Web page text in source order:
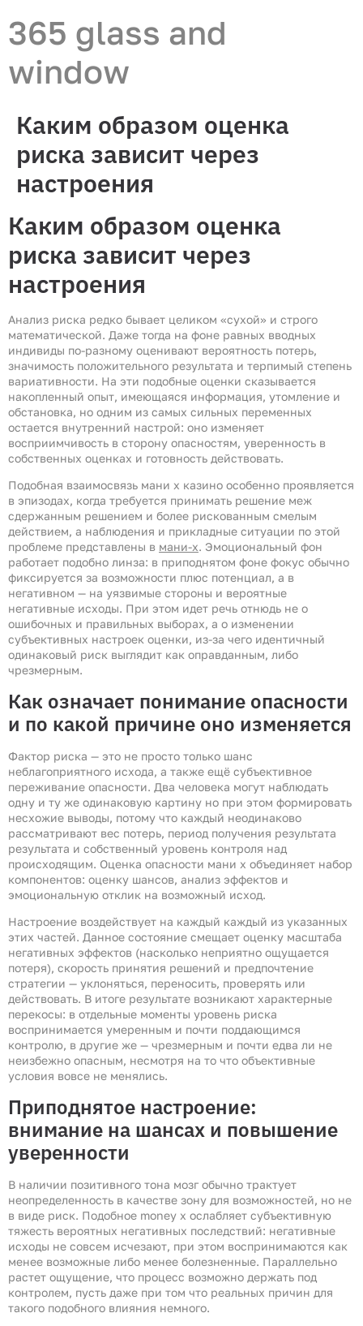
365 glass and
window
Каким образом оценка
риска зависит через
настроения
Каким образом оценка
риска зависит через
настроения
Анализ риска редко бывает целиком «сухой» и строго
математической. Даже тогда на фоне равных вводных
индивиды по-разному оценивают вероятность потерь,
значимость положительного результата и терпимый степень
вариативности. На эти подобные оценки сказывается
накопленный опыт, имеющаяся информация, утомление и
обстановка, но одним из самых сильных переменных
остается внутренний настрой: оно изменяет
восприимчивость в сторону опасностям, уверенность в
собственных оценках и готовность действовать.
Подобная взаимосвязь мани х казино особенно проявляется
в эпизодах, когда требуется принимать решение меж
сдержанным решением и более рискованным смелым
действием, а наблюдения и прикладные ситуации по этой
проблеме представлены в мани-х. Эмоциональный фон
работает подобно линза: в приподнятом фоне фокус обычно
фиксируется за возможности плюс потенциал, а в
негативном — на уязвимые стороны и вероятные
негативные исходы. При этом идет речь отнюдь не о
ошибочных и правильных выборах, а о изменении
субъективных настроек оценки, из-за чего идентичный
одинаковый риск выглядит как оправданным, либо
чрезмерным.
Как означает понимание опасности
и по какой причине оно изменяется
Фактор риска — это не просто только шанс
неблагоприятного исхода, а также ещё субъективное
переживание опасности. Два человека могут наблюдать
одну и ту же одинаковую картину но при этом формировать
несхожие выводы, потому что каждый неодинаково
рассматривают вес потерь, период получения результата
результата и собственный уровень контроля над
происходящим. Оценка опасности мани х объединяет набор
компонентов: оценку шансов, анализ эффектов и
эмоциональную отклик на возможный исход.
Настроение воздействует на каждый каждый из указанных
этих частей. Данное состояние смещает оценку масштаба
негативных эффектов (насколько неприятно ощущается
потеря), скорость принятия решений и предпочтение
стратегии — уклоняться, переносить, проверять или
действовать. В итоге результате возникают характерные
перекосы: в отдельные моменты уровень риска
воспринимается умеренным и почти поддающимся
контролю, в другие же — чрезмерным и почти едва ли не
неизбежно опасным, несмотря на то что объективные
условия вовсе не менялись.
Приподнятое настроение:
внимание на шансах и повышение
уверенности
В наличии позитивного тона мозг обычно трактует
неопределенность в качестве зону для возможностей, но не
в виде риск. Подобное money x ослабляет субъективную
тяжесть вероятных негативных последствий: негативные
исходы не совсем исчезают, при этом воспринимаются как
менее возможные либо менее болезненные. Параллельно
растет ощущение, что процесс возможно держать под
контролем, пусть даже при том что реальных причин для
такого подобного влияния немного.